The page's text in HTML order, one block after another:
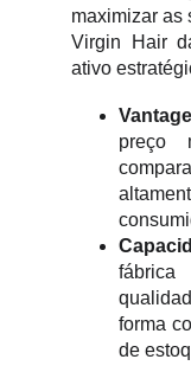
maximizar as
Virgin Hair
ativo
preço
forma
de